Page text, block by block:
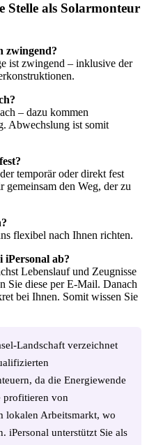
Stelle als Solarmonteur
zwingend?
ist zwingend – inklusive der
– dazu kommen
Abwechslung ist somit
temporär oder direkt fest
den Weg, der zu
flexibel nach Ihnen richten.
iPersonal ab?
Lebenslauf und Zeugnisse
Sie diese per E-Mail. Danach
bei Ihnen. Somit wissen Sie
Landschaft verzeichnet
da die Energiewende
profitieren von
lokalen Arbeitsmarkt, wo
iPersonal unterstützt Sie als